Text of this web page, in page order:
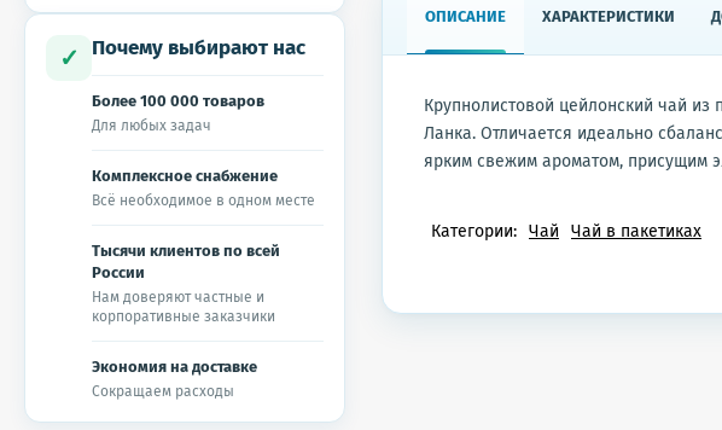
ОПИСАНИЕ ХАРАКТЕРИСТИКИ
Крупнолистовой цейлонский чай
Ланка. Отличается идеально
ярким свежим ароматом, присущим
Категории: Чай Чай в пакетиках
✓ Почему выбирают нас
Более 100 000 товаров
Для любых задач
Комплексное снабжение
Всё необходимое в одном месте
Тысячи клиентов по всей
России
Нам доверяют частные и
корпоративные заказчики
Экономия на доставке
Сокращаем расходы